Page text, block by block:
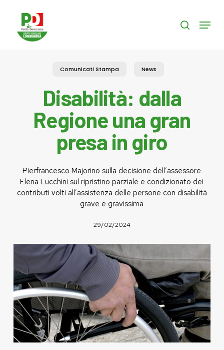
content
search
Menu
Comunicati Stampa News
Disabilità: dalla
Regione una gran
presa in giro
Pierfrancesco Majorino sulla decisione dell’assessore
Elena Lucchini sul ripristino parziale e condizionato dei
contributi volti all’assistenza delle persone con disabilità
grave e gravissima
29/02/2024